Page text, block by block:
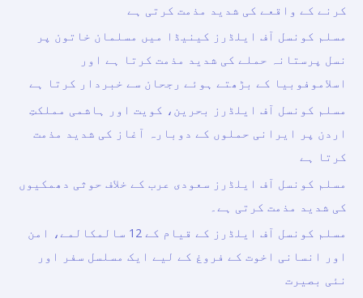
کرنے کے واقعے کی شدید مذمت کرتی ہے
مسلم کونسل آف ایلڈرز کینیڈا میں مسلمان خاتون پر
نسل پرستانہ حملے کی شدید مذمت کرتا ہے اور
اسلاموفوبیا کے بڑھتے ہوئے رجحان سے خبردار کرتا ہے
مسلم کونسل آف ایلڈرز بحرین، کویت اور ہاشمی مملکتِ
اردن پر ایرانی حملوں کے دوبارہ آغاز کی شدید مذمت
کرتا ہے
مسلم کونسل آف ایلڈرز سعودی عرب کے خلاف حوثی دھمکیوں
کی شدید مذمت کرتی ہے۔
مسلم کونسل آف ایلڈرز کے قیام کے 12 سالمکالمے، امن
اور انسانی اخوت کے فروغ کے لیے ایک مسلسل سفر اور
نئی بصیرت